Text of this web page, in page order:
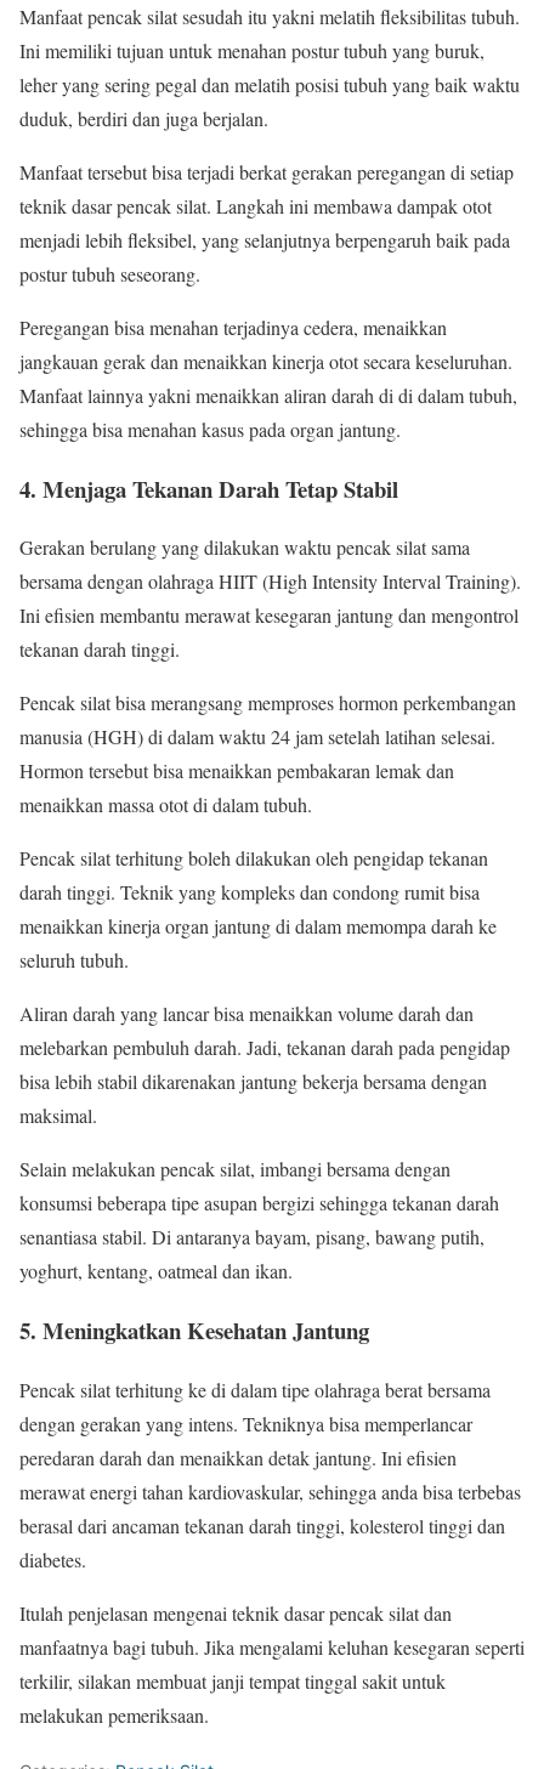
Manfaat pencak silat sesudah itu yakni melatih fleksibilitas tubuh.
Ini memiliki tujuan untuk menahan postur tubuh yang buruk,
leher yang sering pegal dan melatih posisi tubuh yang baik waktu
duduk, berdiri dan juga berjalan.
Manfaat tersebut bisa terjadi berkat gerakan peregangan di setiap
teknik dasar pencak silat. Langkah ini membawa dampak otot
menjadi lebih fleksibel, yang selanjutnya berpengaruh baik pada
postur tubuh seseorang.
Peregangan bisa menahan terjadinya cedera, menaikkan
jangkauan gerak dan menaikkan kinerja otot secara keseluruhan.
Manfaat lainnya yakni menaikkan aliran darah di di dalam tubuh,
sehingga bisa menahan kasus pada organ jantung.
4. Menjaga Tekanan Darah Tetap Stabil
Gerakan berulang yang dilakukan waktu pencak silat sama
bersama dengan olahraga HIIT (High Intensity Interval Training).
Ini efisien membantu merawat kesegaran jantung dan mengontrol
tekanan darah tinggi.
Pencak silat bisa merangsang memproses hormon perkembangan
manusia (HGH) di dalam waktu 24 jam setelah latihan selesai.
Hormon tersebut bisa menaikkan pembakaran lemak dan
menaikkan massa otot di dalam tubuh.
Pencak silat terhitung boleh dilakukan oleh pengidap tekanan
darah tinggi. Teknik yang kompleks dan condong rumit bisa
menaikkan kinerja organ jantung di dalam memompa darah ke
seluruh tubuh.
Aliran darah yang lancar bisa menaikkan volume darah dan
melebarkan pembuluh darah. Jadi, tekanan darah pada pengidap
bisa lebih stabil dikarenakan jantung bekerja bersama dengan
maksimal.
Selain melakukan pencak silat, imbangi bersama dengan
konsumsi beberapa tipe asupan bergizi sehingga tekanan darah
senantiasa stabil. Di antaranya bayam, pisang, bawang putih,
yoghurt, kentang, oatmeal dan ikan.
5. Meningkatkan Kesehatan Jantung
Pencak silat terhitung ke di dalam tipe olahraga berat bersama
dengan gerakan yang intens. Tekniknya bisa memperlancar
peredaran darah dan menaikkan detak jantung. Ini efisien
merawat energi tahan kardiovaskular, sehingga anda bisa terbebas
berasal dari ancaman tekanan darah tinggi, kolesterol tinggi dan
diabetes.
Itulah penjelasan mengenai teknik dasar pencak silat dan
manfaatnya bagi tubuh. Jika mengalami keluhan kesegaran seperti
terkilir, silakan membuat janji tempat tinggal sakit untuk
melakukan pemeriksaan.